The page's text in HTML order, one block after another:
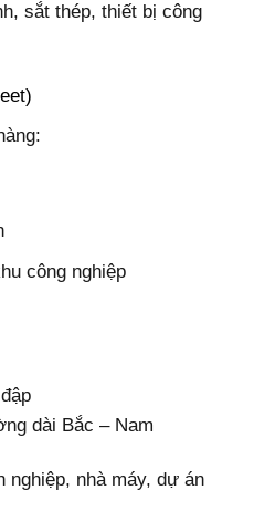
sắt thép, thiết bị công
công nghiệp
dài Bắc – Nam
nghiệp, nhà máy, dự án